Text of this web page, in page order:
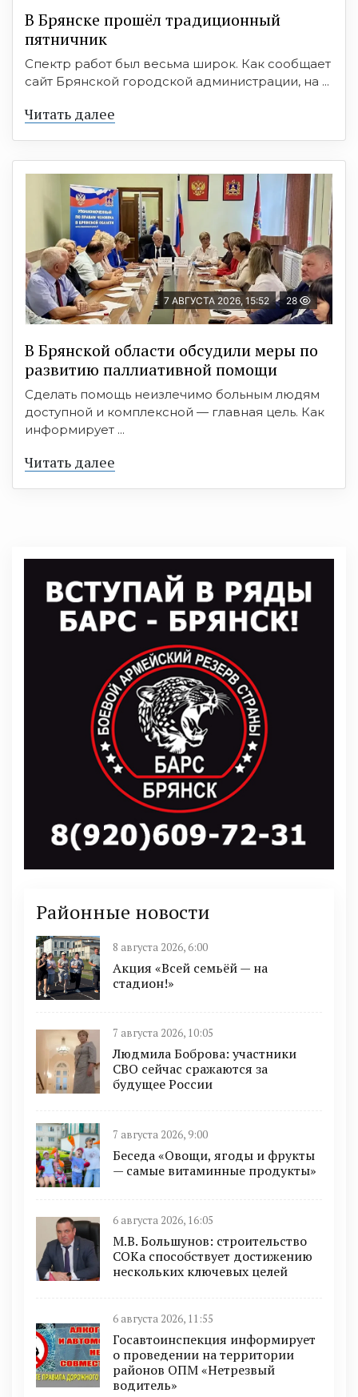
В Брянске прошёл традиционный
пятничник
Спектр работ был весьма широк. Как сообщает
сайт Брянской городской администрации, на ...
Читать далее
7 АВГУСТА 2026, 15:52 28
В Брянской области обсудили меры по
развитию паллиативной помощи
Сделать помощь неизлечимо больным людям
доступной и комплексной — главная цель. Как
информирует ...
Читать далее
Районные новости
8 августа 2026, 6:00
Акция «Всей семьёй — на
стадион!»
7 августа 2026, 10:05
Людмила Боброва: участники
СВО сейчас сражаются за
будущее России
7 августа 2026, 9:00
Беседа «Овощи, ягоды и фрукты
— самые витаминные продукты»
6 августа 2026, 16:05
М.В. Большунов: строительство
СОКа способствует достижению
нескольких ключевых целей
6 августа 2026, 11:55
Госавтоинспекция информирует
о проведении на территории
районов ОПМ «Нетрезвый
водитель»